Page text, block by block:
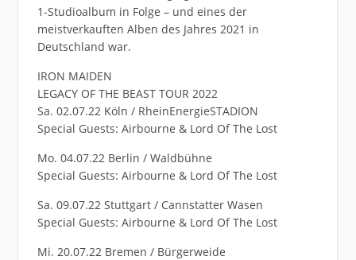
1-Studioalbum in Folge – und eines der
meistverkauften Alben des Jahres 2021 in
Deutschland war.
IRON MAIDEN
LEGACY OF THE BEAST TOUR 2022
Sa. 02.07.22 Köln / RheinEnergieSTADION
Special Guests: Airbourne & Lord Of The Lost
Mo. 04.07.22 Berlin / Waldbühne
Special Guests: Airbourne & Lord Of The Lost
Sa. 09.07.22 Stuttgart / Cannstatter Wasen
Special Guests: Airbourne & Lord Of The Lost
Mi. 20.07.22 Bremen / Bürgerweide